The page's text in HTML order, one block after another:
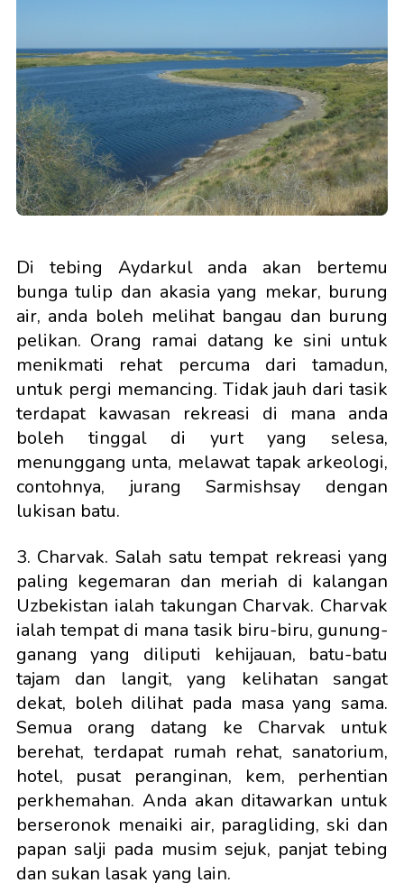
Di tebing Aydarkul anda akan bertemu
bunga tulip dan akasia yang mekar, burung
air, anda boleh melihat bangau dan burung
pelikan. Orang ramai datang ke sini untuk
menikmati rehat percuma dari tamadun,
untuk pergi memancing. Tidak jauh dari tasik
terdapat kawasan rekreasi di mana anda
boleh tinggal di yurt yang selesa,
menunggang unta, melawat tapak arkeologi,
contohnya, jurang Sarmishsay dengan
lukisan batu.
3. Charvak. Salah satu tempat rekreasi yang
paling kegemaran dan meriah di kalangan
Uzbekistan ialah takungan Charvak. Charvak
ialah tempat di mana tasik biru-biru, gunung-
ganang yang diliputi kehijauan, batu-batu
tajam dan langit, yang kelihatan sangat
dekat, boleh dilihat pada masa yang sama.
Semua orang datang ke Charvak untuk
berehat, terdapat rumah rehat, sanatorium,
hotel, pusat peranginan, kem, perhentian
perkhemahan. Anda akan ditawarkan untuk
berseronok menaiki air, paragliding, ski dan
papan salji pada musim sejuk, panjat tebing
dan sukan lasak yang lain.